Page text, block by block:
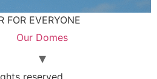
FOR EVERYONE
Our Domes
reserved